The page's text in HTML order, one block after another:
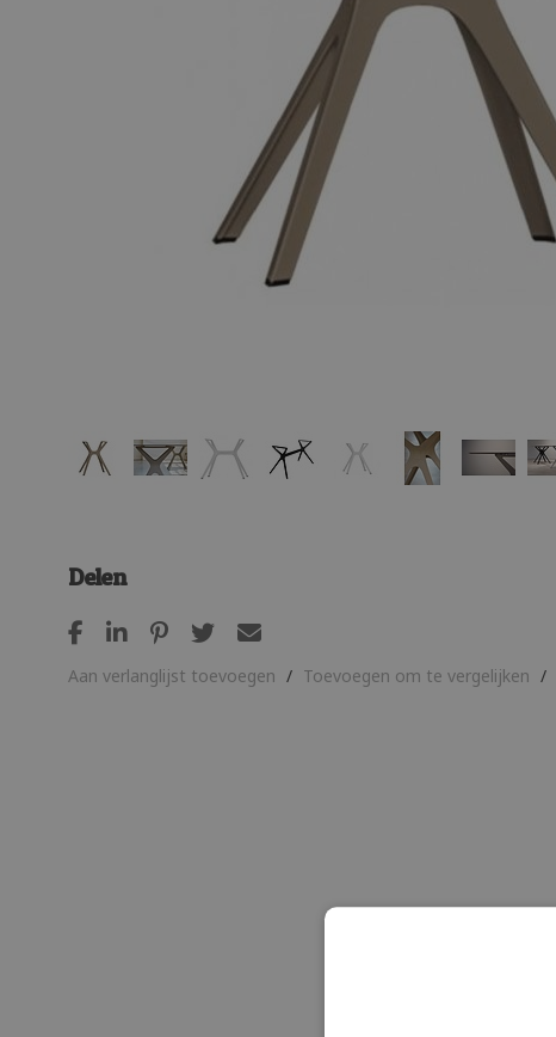
Delen
Aan verlanglijst toevoegen / Toevoegen om te vergelijken /